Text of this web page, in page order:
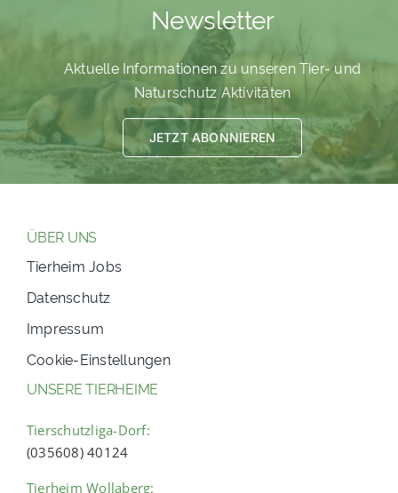
PATENSCHAFTEN
HELFER WERDEN
RATGEBER
Newsletter
Aktuelle Informationen zu unseren Tier- und
Naturschutz Aktivitäten
JETZT ABONNIEREN
ÜBER UNS
Tierheim Jobs
Datenschutz
Impressum
Cookie-Einstellungen
UNSERE TIERHEIME
Tierschutzliga-Dorf:
(035608) 40124
Tierheim Wollaberg: